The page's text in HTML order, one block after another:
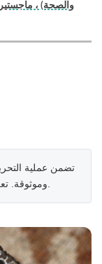
والصحة) ، ماجستير
تضمن عملية
وموثوقة.